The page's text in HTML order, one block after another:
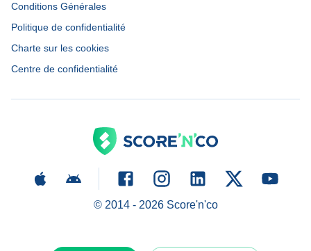
Conditions Générales
Politique de confidentialité
Charte sur les cookies
Centre de confidentialité
© 2014 - 2026Score'n'co